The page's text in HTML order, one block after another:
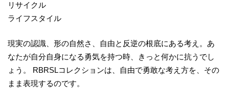
リサイクル
ライフスタイル
現実の認識、形の自然さ、自由と反逆の根底にある考え。あ
なたが自分自身になる勇気を持つ時、きっと何かに抗うでし
ょう。 RBRSLコレクションは、自由で勇敢な考え方を、その
まま表現するのです。